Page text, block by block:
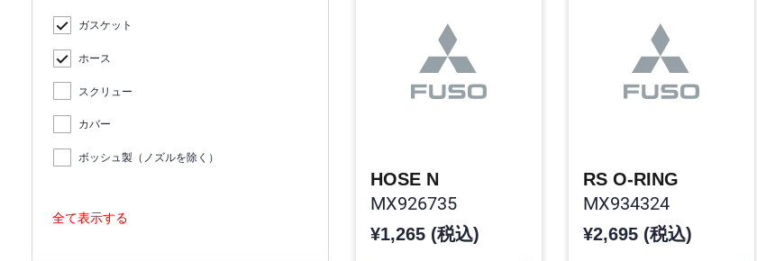
ガスケット
ホース
スクリュー
カバー
ボッシュ製（ノズルを除く）
全て表示する
HOSE N
MX926735
¥1,265 (税込)
RS O-RING
MX934324
¥2,695 (税込)